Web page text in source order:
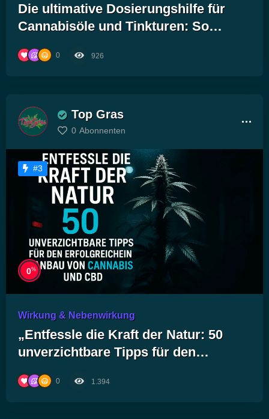
Die ultimative Dosierungshilfe für
Cannabisöle und Tinkturen: So
Einnahme für dein Wohlbefinden!
0 926
Top Gras
0 Abonnenten
#3
0%
Wirkung & Nebenwirkung
„Entfessle die Kraft der Natur: 50
unverzichtbare Tipps für den
und CBD!“
0 1.394